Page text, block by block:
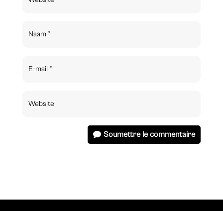
Soumettre le commentaire